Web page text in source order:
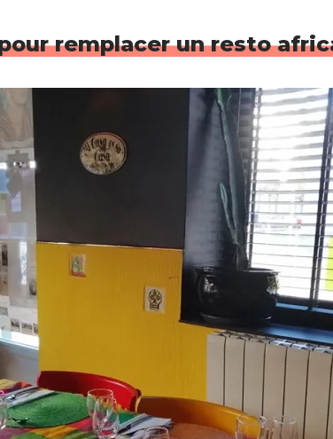
remplacer un resto